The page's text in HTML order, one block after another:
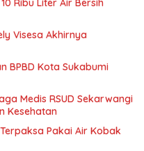
Ribu Liter Air Bersih
Visesa Akhirnya
BPBD Kota Sukabumi
Medis RSUD Sekarwangi
Kesehatan
Pakai Air Kobak